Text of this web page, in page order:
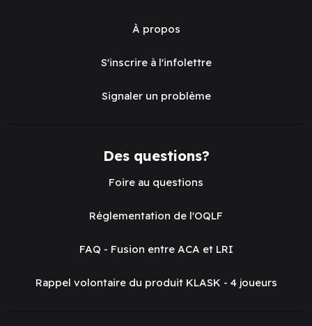
À propos
S'inscrire à l'infolettre
Signaler un problème
Des questions?
Foire au questions
Réglementation de l'OQLF
FAQ - Fusion entre ACA et LRI
Rappel volontaire du produit KLASK - 4 joueurs